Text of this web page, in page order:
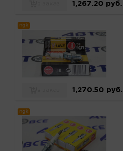
1,267.20 руб.
ngk
1,270.50 руб.
ngk